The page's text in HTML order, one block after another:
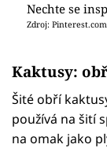
Nechte se
Zdroj: Pinterest.com
Kaktusy:
Šité obří
používá na šití
na omak jako